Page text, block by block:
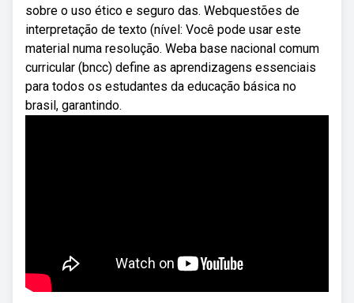
sobre o uso ético e seguro das. Webquestões de
interpretação de texto (nível: Você pode usar este
material numa resolução. Weba base nacional comum
curricular (bncc) define as aprendizagens essenciais
para todos os estudantes da educação básica no
brasil, garantindo.